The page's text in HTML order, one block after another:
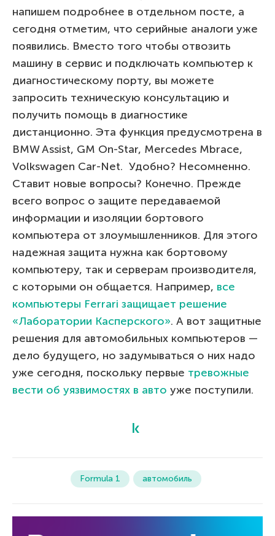
напишем подробнее в отдельном посте, а
сегодня отметим, что серийные аналоги уже
появились. Вместо того чтобы отвозить
машину в сервис и подключать компьютер к
диагностическому порту, вы можете
запросить техническую консультацию и
получить помощь в диагностике
дистанционно. Эта функция предусмотрена в
BMW Assist, GM On-Star, Mercedes Mbrace,
Volkswagen Car-Net. Удобно? Несомненно.
Ставит новые вопросы? Конечно. Прежде
всего вопрос о защите передаваемой
информации и изоляции бортового
компьютера от злоумышленников. Для этого
надежная защита нужна как бортовому
компьютеру, так и серверам производителя,
с которыми он общается. Например, все
компьютеры Ferrari защищает решение
«Лаборатории Касперского». А вот защитные
решения для автомобильных компьютеров —
дело будущего, но задумываться о них надо
уже сегодня, поскольку первые тревожные
вести об уязвимостях в авто уже поступили.
Formula 1 автомобиль